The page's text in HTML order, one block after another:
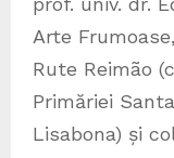
Arte
Rute Reimão
Primăriei
Lisabona) și